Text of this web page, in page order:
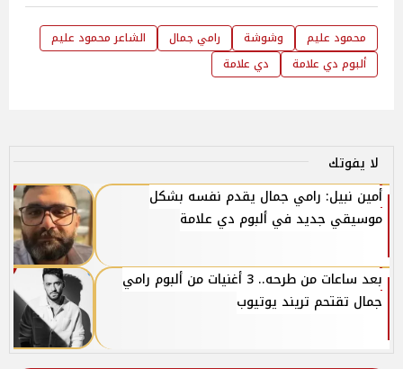
محمود عليم وشوشة رامي جمال
الشاعر محمود عليم
ألبوم دي علامة
دي علامة
لا يفوتك
أمين نبيل: رامي جمال يقدم نفسه بشكل
موسيقي جديد في ألبوم دي علامة
بعد ساعات من طرحه.. 3 أغنيات من ألبوم رامي
جمال تقتحم تريند يوتيوب